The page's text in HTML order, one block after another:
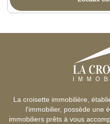
La croisette immobilière,
l'immobilier, possède une
immobiliers prêts à vous